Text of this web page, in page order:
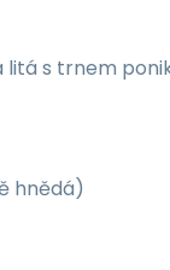
litá s trnem
hnědá)